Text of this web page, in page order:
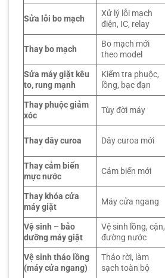
Sửa lỗi bo mạch
Xử lý lỗi mạch
điện, IC, relay
Thay bo mạch
Bo mạch mới
theo model
Sửa máy giặt kêu
to, rung mạnh
Kiểm tra phuộc,
lồng, bạc đạn
Thay phuộc giảm
xóc
Tùy đời máy
Thay dây curoa Dây curoa mới
Thay cảm biến
mực nước
Cảm biến mới
Thay khóa cửa
máy giặt
Máy cửa ngang
Vệ sinh – bảo
dưỡng máy giặt
Vệ sinh lồng, cặn,
đường nước
Vệ sinh tháo lồng
(máy cửa ngang)
Tháo rời, làm
sạch toàn bộ